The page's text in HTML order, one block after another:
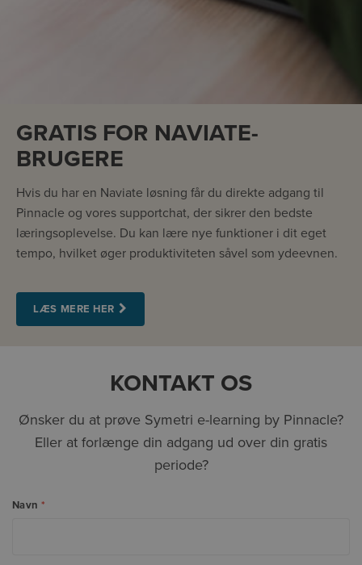
GRATIS FOR NAVIATE-
BRUGERE
Hvis du har en Naviate løsning får du direkte adgang til
Pinnacle og vores supportchat, der sikrer den bedste
læringsoplevelse. Du kan lære nye funktioner i dit eget
tempo, hvilket øger produktiviteten såvel som ydeevnen.
LÆS MERE HER
KONTAKT OS
Ønsker du at prøve Symetri e-learning by Pinnacle?
Eller at forlænge din adgang ud over din gratis
periode?
Navn *